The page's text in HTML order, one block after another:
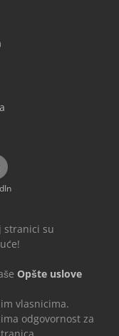
stranici su
Opšte uslove
vlasnicima.
odgovornost za